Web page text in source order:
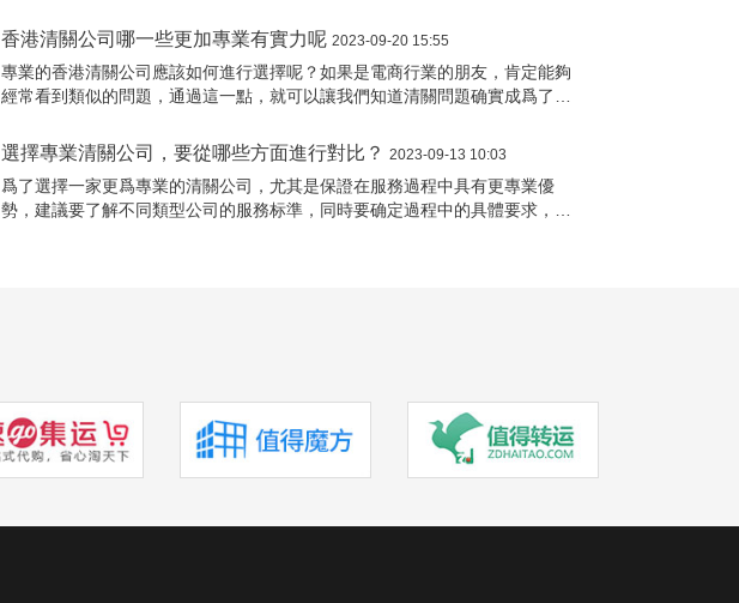
有海淘平台可以使用，對于有購物需求的人來說，隻要登錄上海淘平台，就可
以選擇自己想要的物品，帶來的便利性也選購體驗都很不錯，這也是爲什麽現
在海淘平台發展迅速的原因。不過購買海外的相機，入境的時候需要進行相機
清關操作，那麽要如何操作，才可以順利的完成清關呢？
香港清關公司哪一些更加專業有實力呢 2023-09-20 15:55
專業的香港清關公司應該如何進行選擇呢？如果是電商行業的朋友，肯定能夠
經常看到類似的問題，通過這一點，就可以讓我們知道清關問題确實成爲了電
的公司，并不是憑運氣就可以做好的事情，我們除了要更加謹慎之外，也需要
注意到一些方面的情況，之後進行對比和考慮，才會知道什麽公司是不錯的選
擇，緊接着将會有着更多介紹。
選擇專業清關公司，要從哪些方面進行對比？ 2023-09-13 10:03
爲了選擇一家更爲專業的清關公司，尤其是保證在服務過程中具有更專業優
勢，建議要了解不同類型公司的服務标準，同時要确定過程中的具體要求，了